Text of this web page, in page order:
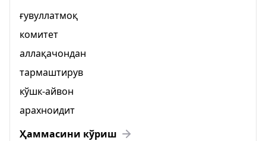
ғувуллатмоқ
комитет
аллақачондан
тармаштирув
кўшк-айвон
арахноидит
Ҳаммасини кўриш